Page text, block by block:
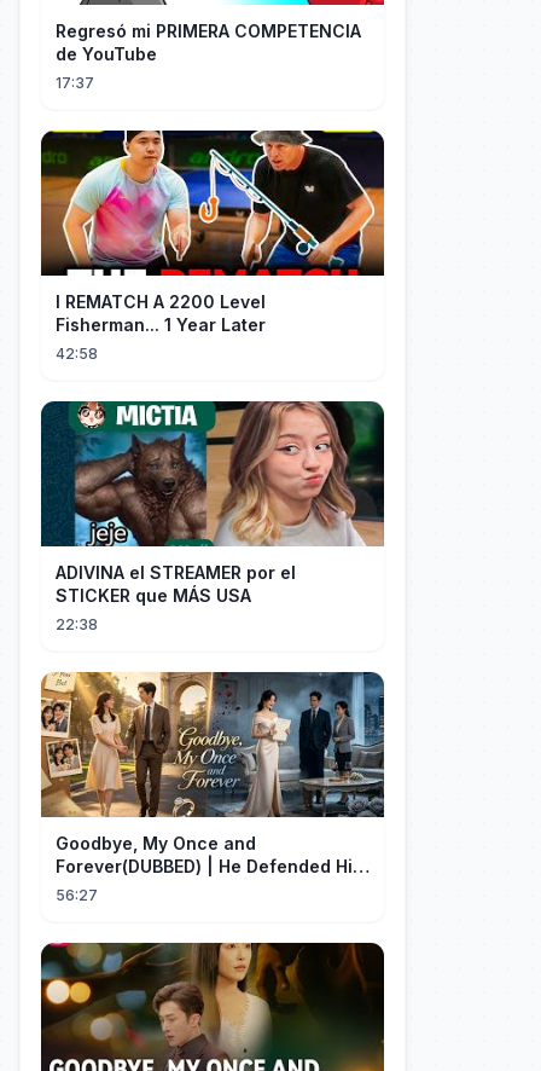
Regresó mi PRIMERA COMPETENCIA
de YouTube
17:37
I REMATCH A 2200 Level
Fisherman... 1 Year Later
42:58
ADIVINA el STREAMER por el
STICKER que MÁS USA
22:38
Goodbye, My Once and
Forever(DUBBED) | He Defended His
Assistant After She Gave Her Son
56:27